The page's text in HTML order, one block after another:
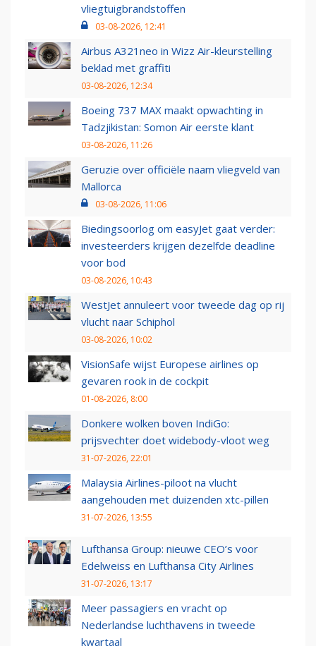
vliegtuigbrandstoffen
03-08-2026, 12:41
Airbus A321neo in Wizz Air-kleurstelling
beklad met graffiti
03-08-2026, 12:34
Boeing 737 MAX maakt opwachting in
Tadzjikistan: Somon Air eerste klant
03-08-2026, 11:26
Geruzie over officiële naam vliegveld van
Mallorca
03-08-2026, 11:06
Biedingsoorlog om easyJet gaat verder:
investeerders krijgen dezelfde deadline
voor bod
03-08-2026, 10:43
WestJet annuleert voor tweede dag op rij
vlucht naar Schiphol
03-08-2026, 10:02
VisionSafe wijst Europese airlines op
gevaren rook in de cockpit
01-08-2026, 8:00
Donkere wolken boven IndiGo:
prijsvechter doet widebody-vloot weg
31-07-2026, 22:01
Malaysia Airlines-piloot na vlucht
aangehouden met duizenden xtc-pillen
31-07-2026, 13:55
Lufthansa Group: nieuwe CEO’s voor
Edelweiss en Lufthansa City Airlines
31-07-2026, 13:17
Meer passagiers en vracht op
Nederlandse luchthavens in tweede
kwartaal